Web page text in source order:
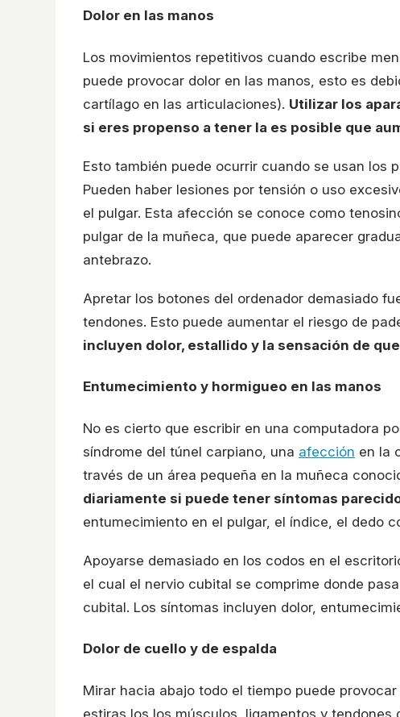
Dolor en las manos
Los movimientos repetitivos cuando escribe
puede provocar dolor en las manos, esto es
cartílago en las articulaciones). Utilizar los
si eres propenso a tener la es posible que
Esto también puede ocurrir cuando se usan los
Pueden haber lesiones por tensión o uso
el pulgar. Esta afección se conoce como
pulgar de la muñeca, que puede aparecer
antebrazo.
Apretar los botones del ordenador demasiado
tendones. Esto puede aumentar el riesgo de
incluyen dolor, estallido y la sensación de
Entumecimiento y hormigueo en las manos
No es cierto que escribir en una computadora
síndrome del túnel carpiano, una afección en la
través de un área pequeña en la muñeca
diariamente si puede tener síntomas
entumecimiento en el pulgar, el índice, el dedo
Apoyarse demasiado en los codos en el
el cual el nervio cubital se comprime donde
cubital. Los síntomas incluyen dolor,
Dolor de cuello y de espalda
Mirar hacia abajo todo el tiempo puede